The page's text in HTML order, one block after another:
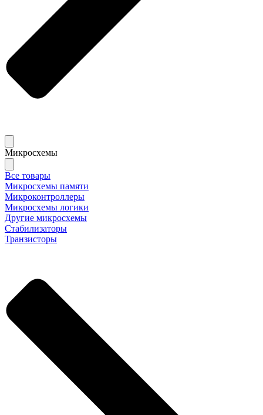
Микросхемы
Все товары
Микросхемы памяти
Микроконтроллеры
Микросхемы логики
Другие микросхемы
Стабилизаторы
Транзисторы